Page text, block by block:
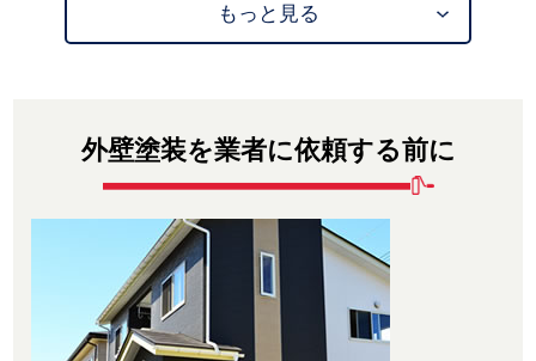
もっと見る
外壁塗装を業者に依頼する前に